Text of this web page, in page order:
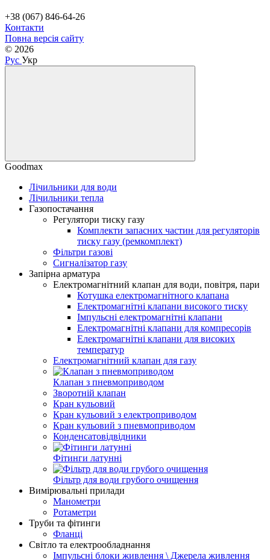
+38 (067) 846-64-26
Контакти
Повна версія сайту
© 2026
Рус Укр
Goodmax
Лічильники для води
Лічильники тепла
Газопостачання
Регулятори тиску газу
Комплекти запасних частин для регуляторів
тиску газу (ремкомплект)
Фільтри газові
Сигналізатор газу
Запірна арматура
Електромагнітний клапан для води, повітря, пари
Котушка електромагнітного клапана
Електромагнітні клапани високого тиску
Імпульсні електромагнітні клапани
Електромагнітні клапани для компресорів
Електромагнітні клапани для високих
температур
Електромагнітний клапан для газу
Клапан з пневмоприводом
Зворотній клапан
Кран кульовий
Кран кульовий з електроприводом
Кран кульовий з пневмоприводом
Конденсатовідвідники
Фітинги латунні
Фільтр для води грубого очищення
Вимірювальні прилади
Манометри
Ротаметри
Труби та фітинги
Фланці
Світло та електрообладнання
Імпульсні блоки живлення \ Джерела живлення